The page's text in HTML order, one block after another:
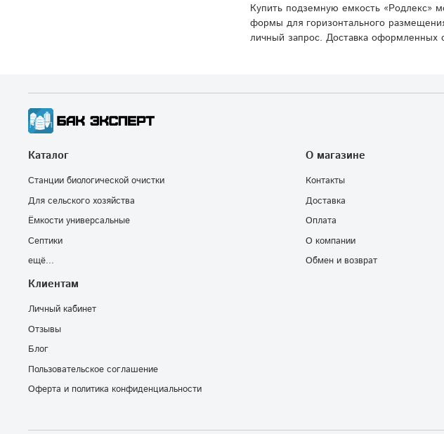
Купить подземную емкость «Родлекс»
формы для горизонтального
личный запрос. Доставка оформленных
Каталог
Станции биологической очистки
Для сельского хозяйства
Ёмкости универсальные
Септики
ещё...
О магазине
Контакты
Доставка
Оплата
О компании
Обмен и возврат
Клиентам
Личный кабинет
Отзывы
Блог
Пользовательское соглашение
Оферта и политика конфиденциальности